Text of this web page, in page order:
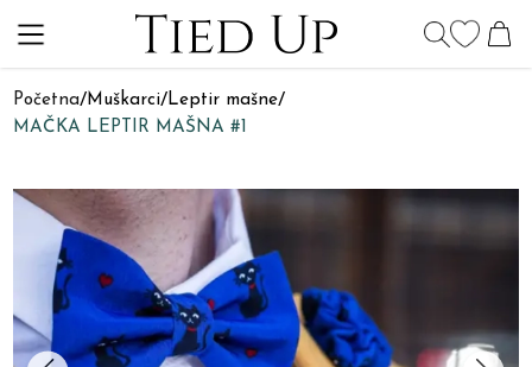
Početna/Muškarci/Leptir mašne/
MAČKA LEPTIR MAŠNA #1